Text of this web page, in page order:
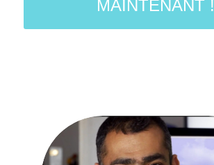
MAINTENANT !